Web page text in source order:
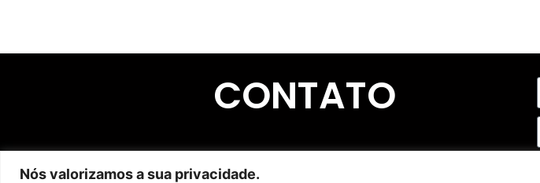
Nós valorizamos a sua privacidade.
CONTATO